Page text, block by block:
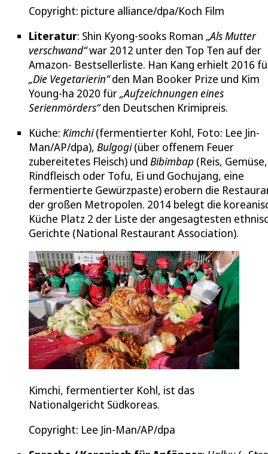
Copyright: picture alliance/dpa/Koch Film
Literatur: Shin Kyong-sooks Roman „Als Mutter
verschwand“war 2012 unter den Top Ten auf der
Amazon- Bestsellerliste. Han Kang erhielt 2016
„Die Vegetarierin“den Man Booker Prize und Kim
Young-ha 2020 für„Aufzeichnungen eines
Serienmörders“den Deutschen Krimipreis.
Küche: Kimchi(fermentierter Kohl, Foto: Lee Jin-
Man/AP/dpa), Bulgogi(über offenem Feuer
zubereitetes Fleisch) und Bibimbap (Reis, Gemüse,
Rindfleisch oder Tofu, Ei und Gochujang, eine
fermentierte Gewürzpaste) erobern die
der großen Metropolen. 2014 belegt die
Küche Platz 2 der Liste der angesagtesten
Gerichte (National Restaurant Association).
Kimchi, fermentierter Kohl, ist das
Nationalgericht Südkoreas.
Copyright: Lee Jin-Man/AP/dpa